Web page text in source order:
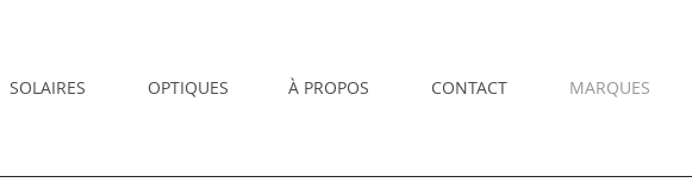
SOLAIRES OPTIQUES À PROPOS CONTACT MARQUES